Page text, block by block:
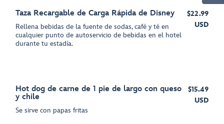
Taza Recargable de Carga Rápida de Disney
Rellena bebidas de la fuente de sodas, café y té en
cualquier punto de autoservicio de bebidas en el hotel
durante tu estadía.
$22.99
USD
Hot dog de carne de 1 pie de largo con queso
y chile
Se sirve con papas fritas
$15.49
USD